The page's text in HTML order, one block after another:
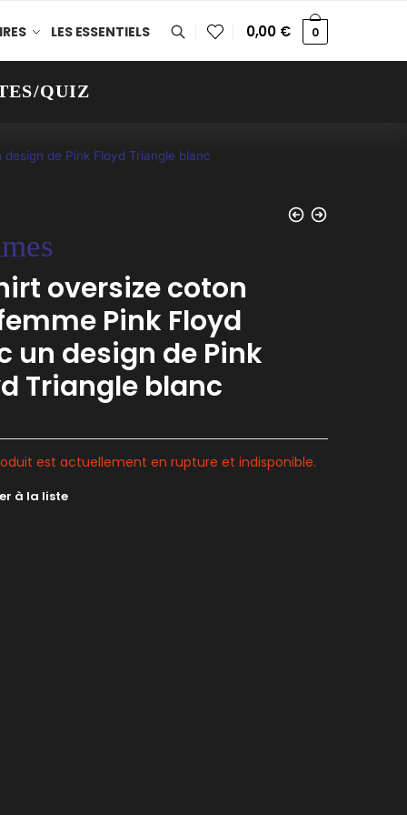
LES ESSENTIELS 0,00 € 0
QUIZ
de Pink Floyd Triangle blanc
oversize coton
Pink Floyd
un design de Pink
Triangle blanc
est actuellement en rupture et indisponible.
à la liste